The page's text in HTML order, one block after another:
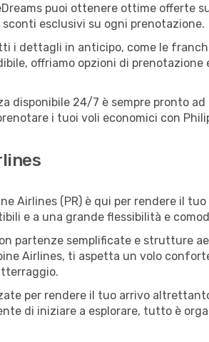
puoi ottenere ottime offerte
esclusivi su ogni prenotazione.
dettagli in anticipo, come le
offriamo opzioni di
disponibile 24/7 è sempre pronto
i tuoi voli economici con
Airlines (PR) è qui per rendere il
e a una grande flessibilità e
partenze semplificate e strutture
Airlines, ti aspetta un volo
per rendere il tuo arrivo
di iniziare a esplorare, tutto è